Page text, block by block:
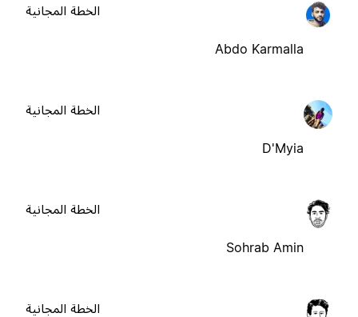
Abdo Karmalla
الخطة المجانية
D'Myia
الخطة المجانية
Sohrab Amin
الخطة المجانية
الخطة المجانية